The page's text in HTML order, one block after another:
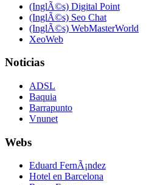
(InglÃ©s) Digital Point
(InglÃ©s) Seo Chat
(InglÃ©s) WebMasterWorld
XeoWeb
Noticias
ADSL
Baquia
Barrapunto
Vnunet
Webs
Eduard FernÃ¡ndez
Hotel en Barcelona